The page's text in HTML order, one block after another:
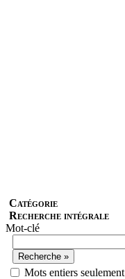
Catégorie
Recherche intégrale
Mot-clé
Mots entiers seulement